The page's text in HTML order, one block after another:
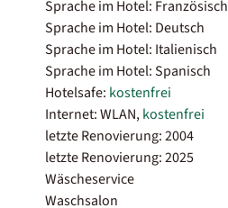
Sprache im Hotel: Französisch
Sprache im Hotel: Deutsch
Sprache im Hotel: Italienisch
Sprache im Hotel: Spanisch
Hotelsafe: kostenfrei
Internet: WLAN,kostenfrei
letzte Renovierung: 2004
letzte Renovierung: 2025
Wäscheservice
Waschsalon